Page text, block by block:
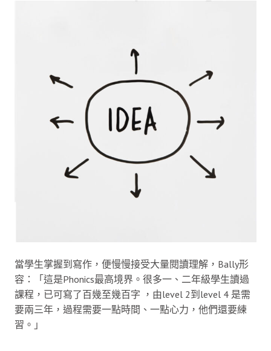
當學生掌握到寫作，便慢慢接受大量閱讀理解，Bally形
容：「這是Phonics最高境界。很多一、二年級學生讀過
課程，已可寫了百幾至幾百字 ，由level 2到level 4 是需
要兩三年，過程需要一點時間、一點心力，他們還要練
習。」